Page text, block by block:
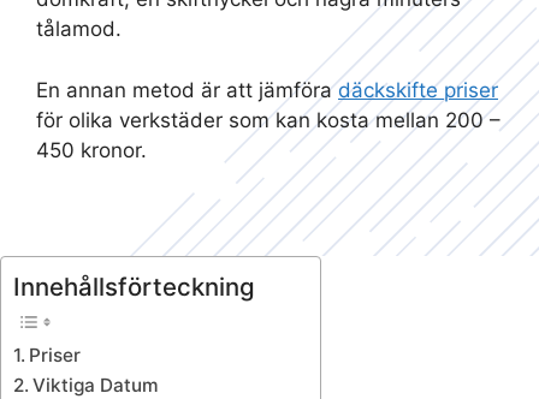
tålamod.
En annan metod är att jämföradäckskifte priser
för olika verkstäder som kan kosta mellan 200 –
450 kronor.
Innehållsförteckning
Priser
Viktiga Datum